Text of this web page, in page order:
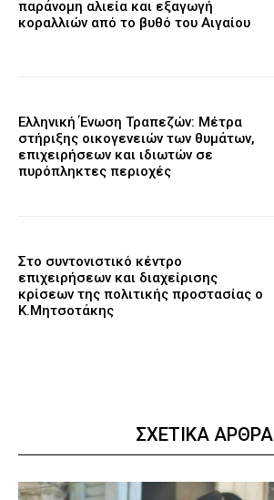
παράνομη αλιεία και εξαγωγή
κοραλλιών από το βυθό του Αιγαίου
Ελληνική Ένωση Τραπεζών: Μέτρα
στήριξης οικογενειών των θυμάτων,
επιχειρήσεων και ιδιωτών σε
πυρόπληκτες περιοχές
Στο συντονιστικό κέντρο
επιχειρήσεων και διαχείρισης
κρίσεων της πολιτικής προστασίας ο
Κ.Μητσοτάκης
ΣΧΕΤΙΚΑ ΑΡΘΡΑ